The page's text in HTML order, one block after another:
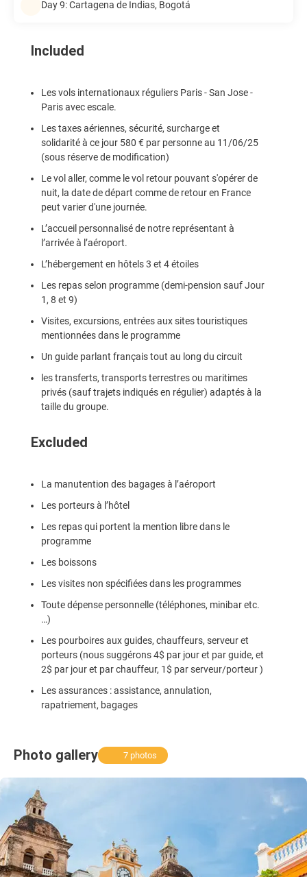
Day 9: Cartagena de Indias, Bogotá
Included
Les vols internationaux réguliers Paris - San Jose -
Paris avec escale.
Les taxes aériennes, sécurité, surcharge et
solidarité à ce jour 580 € par personne au 11/06/25
(sous réserve de modification)
Le vol aller, comme le vol retour pouvant s'opérer de
nuit, la date de départ comme de retour en France
peut varier d'une journée.
L’accueil personnalisé de notre représentant à
l’arrivée à l’aéroport.
L’hébergement en hôtels 3 et 4 étoiles
Les repas selon programme (demi-pension sauf Jour
1, 8 et 9)
Visites, excursions, entrées aux sites touristiques
mentionnées dans le programme
Un guide parlant français tout au long du circuit
les transferts, transports terrestres ou maritimes
privés (sauf trajets indiqués en régulier) adaptés à la
taille du groupe.
Excluded
La manutention des bagages à l’aéroport
Les porteurs à l’hôtel
Les repas qui portent la mention libre dans le
programme
Les boissons
Les visites non spécifiées dans les programmes
Toute dépense personnelle (téléphones, minibar etc.
…)
Les pourboires aux guides, chauffeurs, serveur et
porteurs (nous suggérons 4$ par jour et par guide, et
2$ par jour et par chauffeur, 1$ par serveur/porteur )
Les assurances : assistance, annulation,
rapatriement, bagages
Photo gallery 7 photos